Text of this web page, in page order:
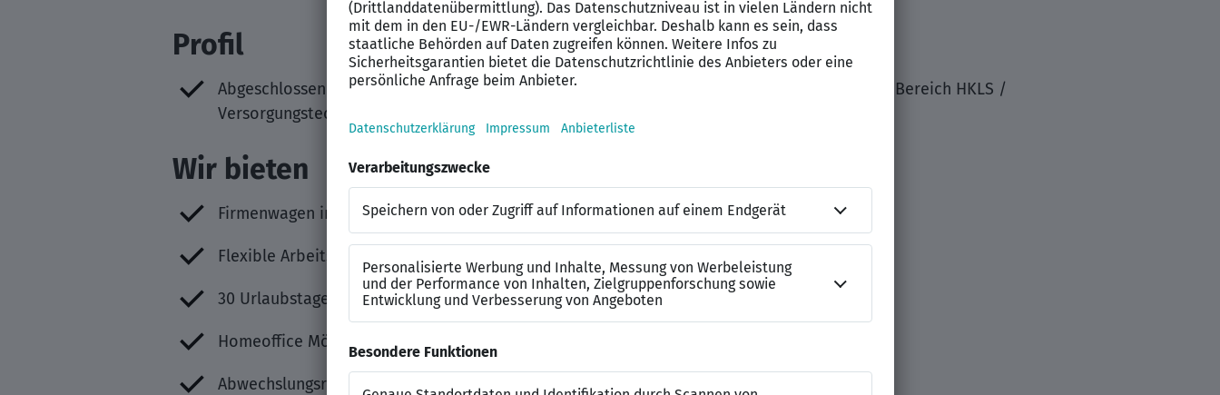
Profil
Abgeschlossenes Ingenieurstudium oder eine Weiterbildung zum Meister bzw. Techniker im Bereich HKLS /
Versorgungstechnik oder eine vergleichbare Qualifikation
Wir bieten
Firmenwagen inkl. Privatnutzung
Flexible Arbeitszeiten
30 Urlaubstage
Homeoffice Möglichkeiten
Abwechslungsreiche Projekte